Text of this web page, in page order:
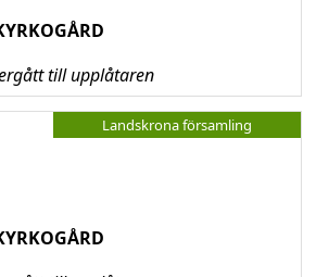
till upplåtaren
Landskrona församling